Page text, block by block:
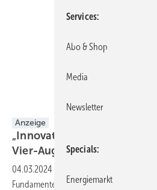
Anzeige
„Innovative Konzepte
Vier-Augen-Prinzip“
04.03.2024
Fundamenten?
Services
Abo & Shop
Media
Newsletter
Specials
Energiemarkt